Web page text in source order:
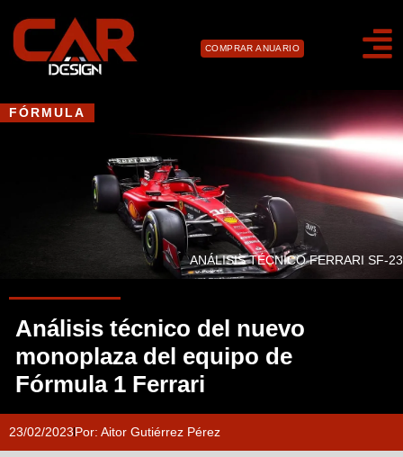
COMPRAR ANUARIO
FÓRMULA
ANÁLISIS TÉCNICO FERRARI SF-23
Análisis técnico del nuevo
monoplaza del equipo de
Fórmula 1 Ferrari
23/02/2023Por: Aitor Gutiérrez Pérez